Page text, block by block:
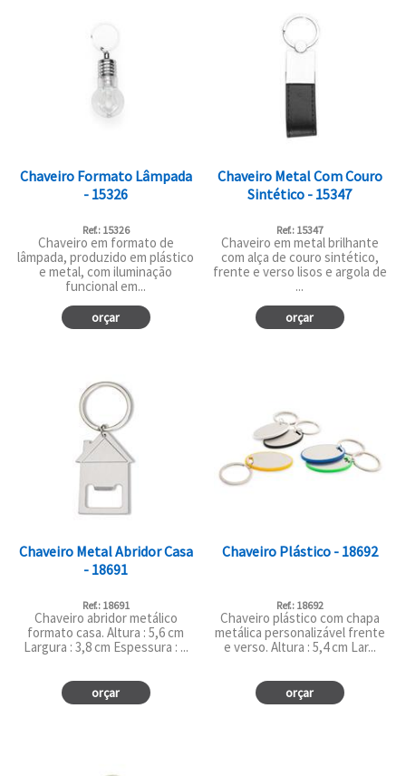
Chaveiro Formato Lâmpada
- 15326
Ref.: 15326
Chaveiro em formato de
lâmpada, produzido em plástico
e metal, com iluminação
funcional em...
orçar
Chaveiro Metal Com Couro
Sintético - 15347
Ref.: 15347
Chaveiro em metal brilhante
com alça de couro sintético,
frente e verso lisos e argola de
...
orçar
Chaveiro Metal Abridor Casa
- 18691
Ref.: 18691
Chaveiro abridor metálico
formato casa. Altura : 5,6 cm
Largura : 3,8 cm Espessura : ...
orçar
Chaveiro Plástico - 18692
Ref.: 18692
Chaveiro plástico com chapa
metálica personalizável frente
e verso. Altura : 5,4 cm Lar...
orçar